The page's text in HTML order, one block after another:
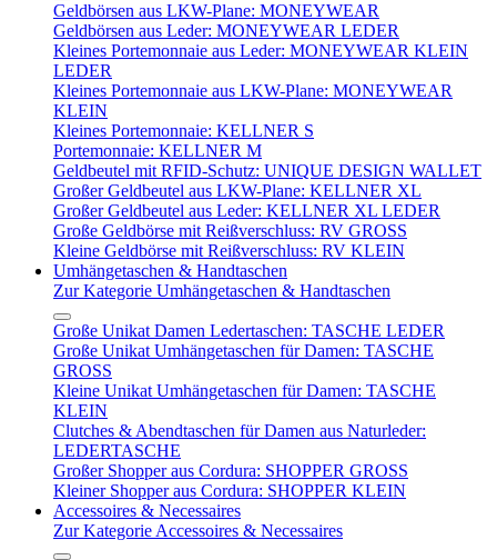
Geldbörsen aus LKW-Plane: MONEYWEAR
Geldbörsen aus Leder: MONEYWEAR LEDER
Kleines Portemonnaie aus Leder: MONEYWEAR KLEIN
LEDER
Kleines Portemonnaie aus LKW-Plane: MONEYWEAR
KLEIN
Kleines Portemonnaie: KELLNER S
Portemonnaie: KELLNER M
Geldbeutel mit RFID-Schutz: UNIQUE DESIGN WALLET
Großer Geldbeutel aus LKW-Plane: KELLNER XL
Großer Geldbeutel aus Leder: KELLNER XL LEDER
Große Geldbörse mit Reißverschluss: RV GROSS
Kleine Geldbörse mit Reißverschluss: RV KLEIN
Umhängetaschen & Handtaschen
Zur Kategorie Umhängetaschen & Handtaschen
Große Unikat Damen Ledertaschen: TASCHE LEDER
Große Unikat Umhängetaschen für Damen: TASCHE
GROSS
Kleine Unikat Umhängetaschen für Damen: TASCHE
KLEIN
Clutches & Abendtaschen für Damen aus Naturleder:
LEDERTASCHE
Großer Shopper aus Cordura: SHOPPER GROSS
Kleiner Shopper aus Cordura: SHOPPER KLEIN
Accessoires & Necessaires
Zur Kategorie Accessoires & Necessaires